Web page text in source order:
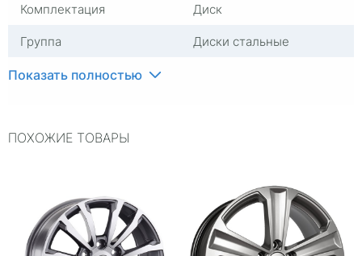
Комплектация
Диск
Группа
Диски стальные
Посадочный диаметр
Вылет
Ширина (диски)
Применяемость
Geely
Показать полностью
ПОХОЖИЕ ТОВАРЫ